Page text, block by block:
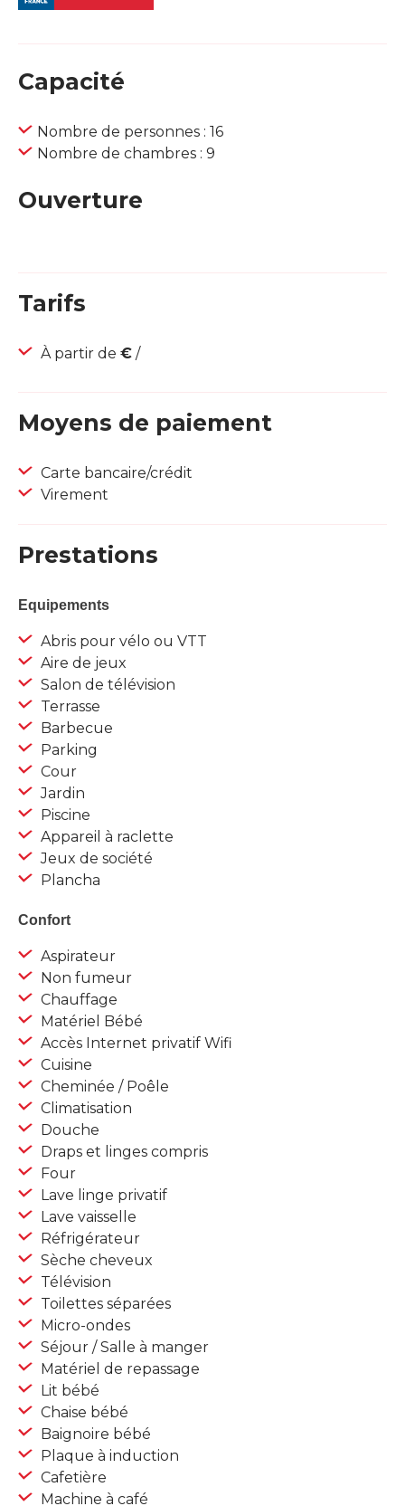
Capacité
Nombre de personnes : 16
Nombre de chambres : 9
Ouverture
Tarifs
À partir de € /
Moyens de paiement
Carte bancaire/crédit
Virement
Prestations
Equipements
Abris pour vélo ou VTT
Aire de jeux
Salon de télévision
Terrasse
Barbecue
Parking
Cour
Jardin
Piscine
Appareil à raclette
Jeux de société
Plancha
Confort
Aspirateur
Non fumeur
Chauffage
Matériel Bébé
Accès Internet privatif Wifi
Cuisine
Cheminée / Poêle
Climatisation
Douche
Draps et linges compris
Four
Lave linge privatif
Lave vaisselle
Réfrigérateur
Sèche cheveux
Télévision
Toilettes séparées
Micro-ondes
Séjour / Salle à manger
Matériel de repassage
Lit bébé
Chaise bébé
Baignoire bébé
Plaque à induction
Cafetière
Machine à café